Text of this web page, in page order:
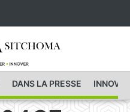
DANS LA PRESSE